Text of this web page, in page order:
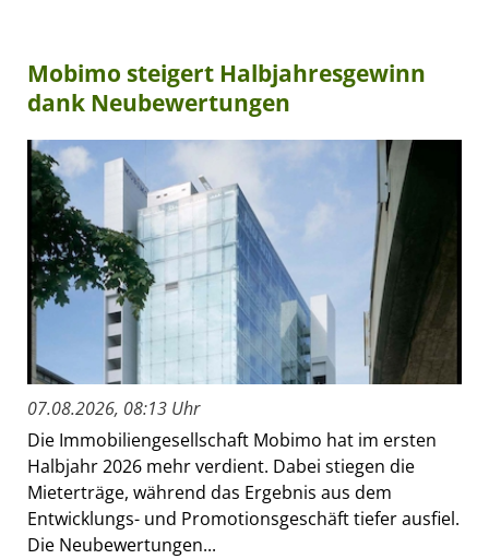
Mobimo steigert Halbjahresgewinn
dank Neubewertungen
07.08.2026, 08:13 Uhr
Die Immobiliengesellschaft Mobimo hat im ersten
Halbjahr 2026 mehr verdient. Dabei stiegen die
Mieterträge, während das Ergebnis aus dem
Entwicklungs- und Promotionsgeschäft tiefer ausfiel.
Die Neubewertungen...